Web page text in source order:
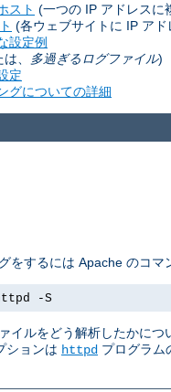
スト (一つの IP アドレスに
(各ウェブサイトに IP アド
設定例
、 多過ぎるログファイル)
定
グについての詳細
をするには Apache のコマ
-S
イルをどう解析したかに
ションは httpd プログラム